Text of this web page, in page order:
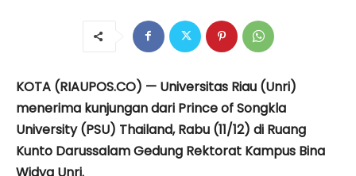
KOTA (RIAUPOS.CO) — Universitas Riau (Unri)
menerima kunjungan dari Prince of Songkla
University (PSU) Thailand, Rabu (11/12) di Ruang
Kunto Darussalam Gedung Rektorat Kampus Bina
Widya Unri.